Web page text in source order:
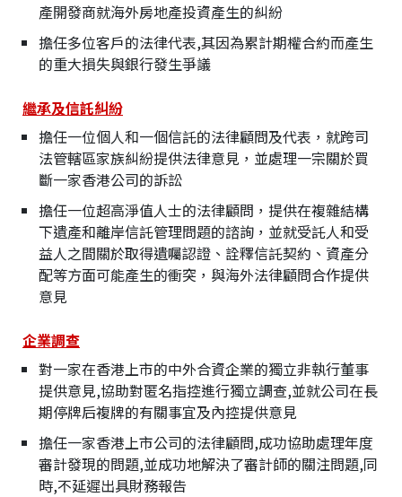
產開發商就海外房地產投資產生的糾紛
擔任多位客戶的法律代表,其因為累計期權合約而產生
的重大損失與銀行發生爭議
繼承及信託糾紛
擔任一位個人和一個信託的法律顧問及代表，就跨司
法管轄區家族糾紛提供法律意見，並處理一宗關於買
斷一家香港公司的訴訟
擔任一位超高淨值人士的法律顧問，提供在複雜結構
下遺產和離岸信託管理問題的諮詢，並就受託人和受
益人之間關於取得遺囑認證、詮釋信託契約、資產分
配等方面可能產生的衝突，與海外法律顧問合作提供
意見
企業調查
對一家在香港上市的中外合資企業的獨立非執行董事
提供意見,協助對匿名指控進行獨立調查,並就公司在長
期停牌后複牌的有關事宜及內控提供意見
擔任一家香港上市公司的法律顧問,成功協助處理年度
審計發現的問題,並成功地解決了審計師的關注問題,同
時,不延遲出具財務報告